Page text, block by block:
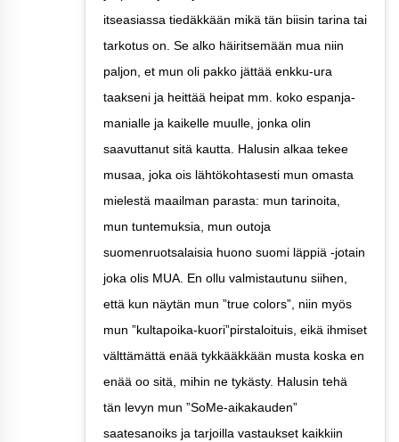
itseasiassa tiedäkkään mikä tän biisin tarina tai
tarkotus on. Se alko häiritsemään mua niin
paljon, et mun oli pakko jättää enkku-ura
taakseni ja heittää heipat mm. koko espanja-
manialle ja kaikelle muulle, jonka olin
saavuttanut sitä kautta. Halusin alkaa tekee
musaa, joka ois lähtökohtasesti mun omasta
mielestä maailman parasta: mun tarinoita,
mun tuntemuksia, mun outoja
suomenruotsalaisia huono suomi läppiä -jotain
joka olis MUA. En ollu valmistautunu siihen,
että kun näytän mun ”true colors”, niin myös
mun ”kultapoika-kuori”pirstaloituis, eikä ihmiset
välttämättä enää tykkääkkään musta koska en
enää oo sitä, mihin ne tykästy. Halusin tehä
tän levyn mun ”SoMe-aikakauden”
saatesanoiks ja tarjoilla vastaukset kaikkiin